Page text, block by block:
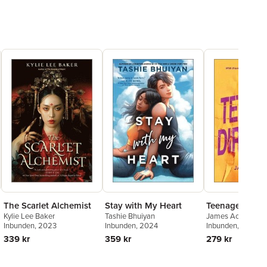
The Scarlet Alchemist
Kylie Lee Baker
Inbunden, 2023
339 kr
Stay with My Heart
Tashie Bhuiyan
Inbunden, 2024
359 kr
Teenage
James Acker
Inbunden, 2024
279 kr